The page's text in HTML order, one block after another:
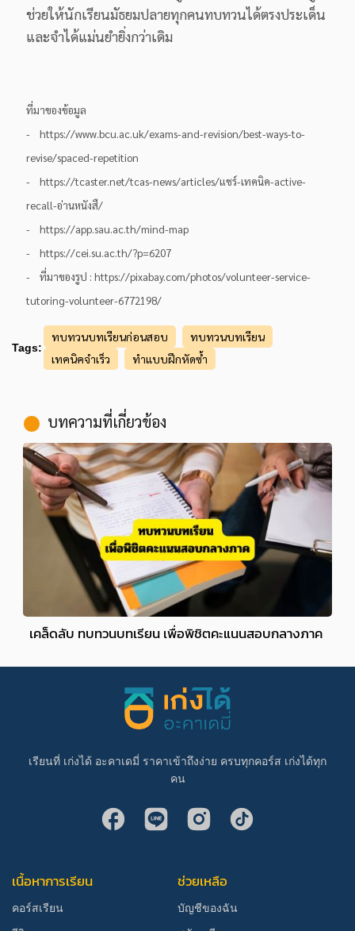
ช่วยให้นักเรียนมัธยมปลายทุกคนทบทวนได้ตรงประเด็น
และจำได้แม่นยำยิ่งกว่าเดิม
ที่มาของข้อมูล
- https://www.bcu.ac.uk/exams-and-revision/best-ways-to-
revise/spaced-repetition
- https://tcaster.net/tcas-news/articles/แชร์-เทคนิค-active-
recall-อ่านหนังสื/
- https://app.sau.ac.th/mind-map
- https://cei.su.ac.th/?p=6207
- ที่มาของรูป : https://pixabay.com/photos/volunteer-service-
tutoring-volunteer-6772198/
Tags:
ทบทวนบทเรียนก่อนสอบ
ทบทวนบทเรียน
เทคนิคจำเร็ว
ทำแบบฝึกหัดซ้ำ
บทความที่เกี่ยวข้อง
เคล็ดลับ ทบทวนบทเรียน เพื่อพิชิตคะแนนสอบกลางภาค
เรียนที่ เก่งได้ อะคาเดมี่ ราคาเข้าถึงง่าย ครบทุกคอร์ส เก่งได้ทุก
คน
เนื้อหาการเรียน
คอร์สเรียน
ช่วยเหลือ
บัญชีของฉัน